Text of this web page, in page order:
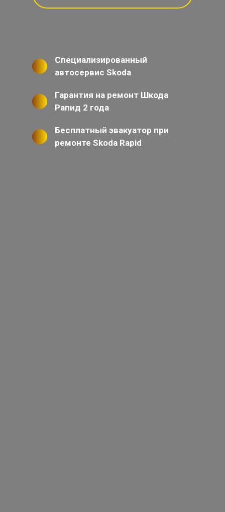
Специализированный
автосервис Skoda
Гарантия на ремонт Шкода
Рапид 2 года
Бесплатный эвакуатор при
ремонте Skoda Rapid